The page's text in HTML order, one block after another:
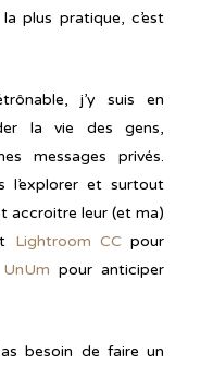
plus pratique, c’est
j’y suis en
la vie des gens,
messages privés.
l’explorer et surtout
accroitre leur (et ma)
Lightroom CC pour
UnUm pour anticiper
besoin de faire un